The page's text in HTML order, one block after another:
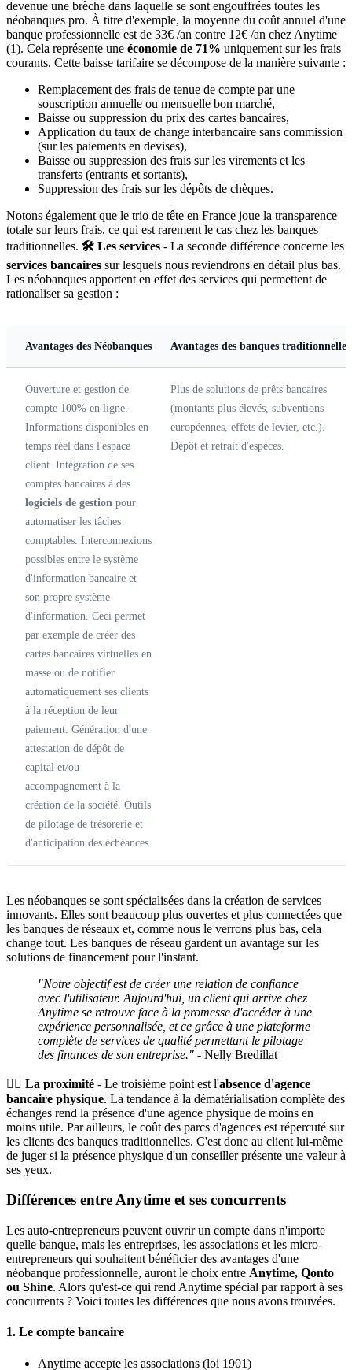
devenue une brèche dans laquelle se sont engouffrées toutes les
néobanques pro. À titre d'exemple, la moyenne du coût annuel d'une
banque professionnelle est de 33€ /an contre 12€ /an chez Anytime
(1). Cela représente une économie de 71% uniquement sur les frais
courants. Cette baisse tarifaire se décompose de la manière suivante :
Remplacement des frais de tenue de compte par une
souscription annuelle ou mensuelle bon marché,
Baisse ou suppression du prix des cartes bancaires,
Application du taux de change interbancaire sans commission
(sur les paiements en devises),
Baisse ou suppression des frais sur les virements et les
transferts (entrants et sortants),
Suppression des frais sur les dépôts de chèques.
Notons également que le trio de tête en France joue la transparence
totale sur leurs frais, ce qui est rarement le cas chez les banques
traditionnelles. 🛠 Les services - La seconde différence concerne les
services bancaires sur lesquels nous reviendrons en détail plus bas.
Les néobanques apportent en effet des services qui permettent de
rationaliser sa gestion :
Avantages des Néobanques Avantages des banques
Ouverture et gestion de
compte 100% en ligne.
Informations disponibles en
temps réel dans l'espace
client. Intégration de ses
comptes bancaires à des
logiciels de gestion pour
automatiser les tâches
comptables. Interconnexions
possibles entre le système
d'information bancaire et
son propre système
d'information. Ceci permet
par exemple de créer des
cartes bancaires virtuelles en
masse ou de notifier
automatiquement ses clients
à la réception de leur
paiement. Génération d'une
attestation de dépôt de
capital et/ou
accompagnement à la
création de la société. Outils
de pilotage de trésorerie et
d'anticipation des échéances.
Plus de solutions de prêts bancaires
(montants plus élevés, subventions
européennes, effets de levier, etc.).
Dépôt et retrait d'espèces.
Les néobanques se sont spécialisées dans la création de services
innovants. Elles sont beaucoup plus ouvertes et plus connectées que
les banques de réseaux et, comme nous le verrons plus bas, cela
change tout. Les banques de réseau gardent un avantage sur les
solutions de financement pour l'instant.
"Notre objectif est de créer une relation de confiance
avec l'utilisateur. Aujourd'hui, un client qui arrive chez
Anytime se retrouve face à la promesse d'accéder à une
expérience personnalisée, et ce grâce à une plateforme
complète de services de qualité permettant le pilotage
des finances de son entreprise." - Nelly Bredillat
🙋‍♂️ La proximité - Le troisième point est l'absence d'agence
bancaire physique. La tendance à la dématérialisation complète des
échanges rend la présence d'une agence physique de moins en
moins utile. Par ailleurs, le coût des parcs d'agences est répercuté sur
les clients des banques traditionnelles. C'est donc au client lui-même
de juger si la présence physique d'un conseiller présente une valeur à
ses yeux.
Différences entre Anytime et ses concurrents
Les auto-entrepreneurs peuvent ouvrir un compte dans n'importe
quelle banque, mais les entreprises, les associations et les micro-
entrepreneurs qui souhaitent bénéficier des avantages d'une
néobanque professionnelle, auront le choix entre Anytime, Qonto
ou Shine. Alors qu'est-ce qui rend Anytime spécial par rapport à ses
concurrents ? Voici toutes les différences que nous avons trouvées.
1. Le compte bancaire
Anytime accepte les associations (loi 1901)